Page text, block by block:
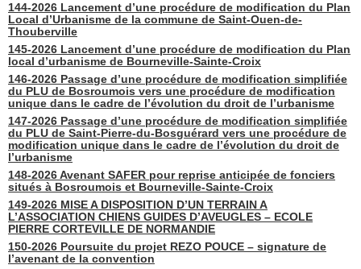
144-2026 Lancement d’une procédure de modification du Plan
Local d’Urbanisme de la commune de Saint-Ouen-de-
Thouberville
145-2026 Lancement d’une procédure de modification du Plan
local d’urbanisme de Bourneville-Sainte-Croix
146-2026 Passage d’une procédure de modification simplifiée
du PLU de Bosroumois vers une procédure de modification
unique dans le cadre de l’évolution du droit de l’urbanisme
147-2026 Passage d’une procédure de modification simplifiée
du PLU de Saint-Pierre-du-Bosguérard vers une procédure de
modification unique dans le cadre de l’évolution du droit de
l’urbanisme
148-2026 Avenant SAFER pour reprise anticipée de fonciers
situés à Bosroumois et Bourneville-Sainte-Croix
149-2026 MISE A DISPOSITION D’UN TERRAIN A
L’ASSOCIATION CHIENS GUIDES D’AVEUGLES – ECOLE
PIERRE CORTEVILLE DE NORMANDIE
150-2026 Poursuite du projet REZO POUCE – signature de
l’avenant de la convention